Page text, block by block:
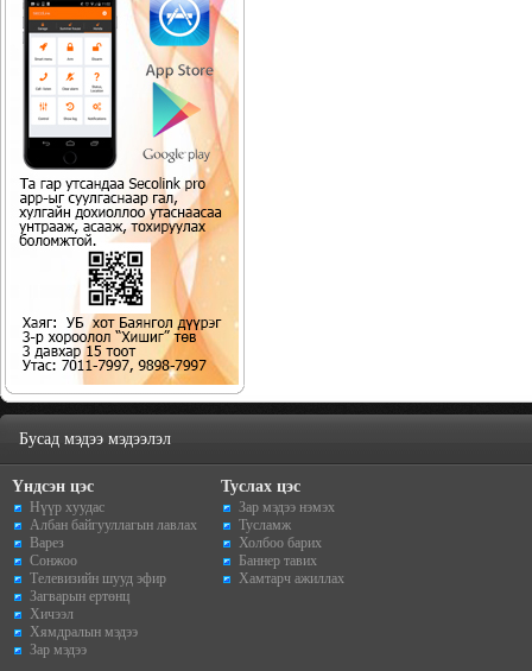
Бусад мэдээ мэдээлэл
Үндсэн цэс
Нүүр хуудас
Албан байгууллагын лавлах
Варез
Сонжоо
Телевизийн шууд эфир
Загварын ертөнц
Хичээл
Хямдралын мэдээ
Зар мэдээ
Туслах цэс
Зар мэдээ нэмэх
Тусламж
Холбоо барих
Баннер тавих
Хамтарч ажиллах